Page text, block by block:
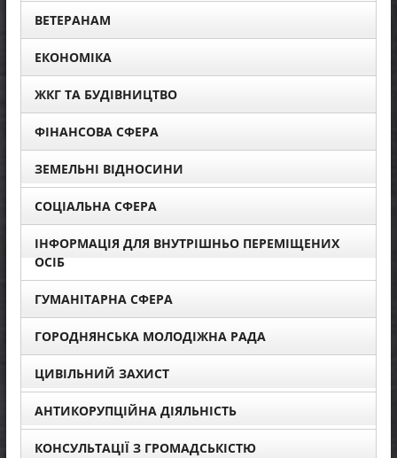
ВЕТЕРАНАМ
ЕКОНОМІКА
ЖКГ ТА БУДІВНИЦТВО
ФІНАНСОВА СФЕРА
ЗЕМЕЛЬНІ ВІДНОСИНИ
СОЦІАЛЬНА СФЕРА
ІНФОРМАЦІЯ ДЛЯ ВНУТРІШНЬО ПЕРЕМІЩЕНИХ
ОСІБ
ГУМАНІТАРНА СФЕРА
ГОРОДНЯНСЬКА МОЛОДІЖНА РАДА
ЦИВІЛЬНИЙ ЗАХИСТ
АНТИКОРУПЦІЙНА ДІЯЛЬНІСТЬ
КОНСУЛЬТАЦІЇ З ГРОМАДСЬКІСТЮ